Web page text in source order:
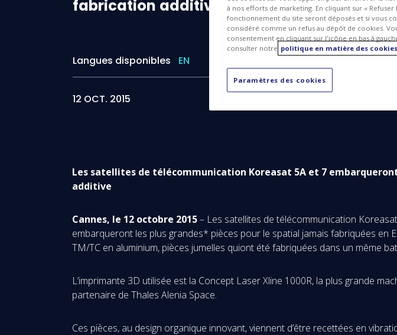
fabrication additive
Langues disponibles EN
12 OCT. 2015
Les satellites de télécommunication Koreasat 5A et 7
additive
Cannes, le 12 octobre 2015– Les satellites de télécommunication
embarqueront les plus grandes* pièces pour le spatial jamais fabriquées en
TM/TC en aluminium, pièces jumelles quiont été fabriquées dans un même
L’imprimante 3D utilisée est la Concept Laser Xline 1000R, la plus grande
partenaire de Thales Alenia Space.
Ces pièces, au design organique innovant, viennent d’être recettées en
à nos efforts de marketing. En cliquant sur «
fonctionnement du site seront déposés et si vous
considéré comme un refus au dépôt de cookies.
consentement en cliquant sur l'icône en bas à
consulter notre politique en matière des cookies
Paramètres des cookies